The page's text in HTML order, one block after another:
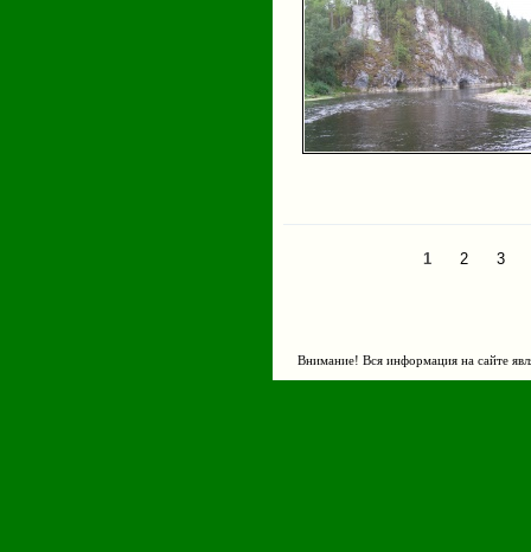
1 2 3
Внимание! Вся информация на сайте